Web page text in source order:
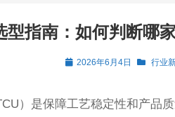
型指南：如何判断哪
2026年6月4日 行业
）是保障工艺稳定性和产品